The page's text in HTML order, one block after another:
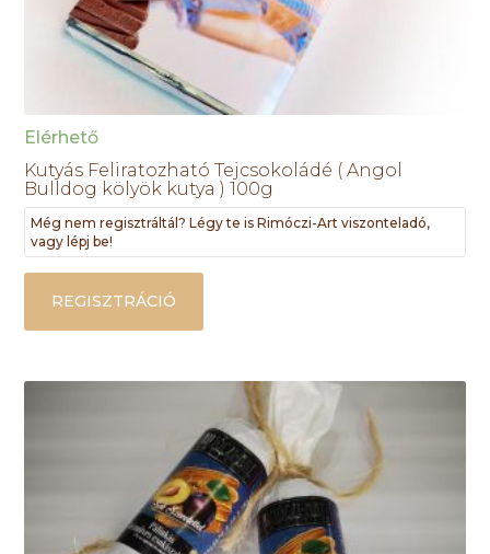
Elérhető
Kutyás Feliratozható Tejcsokoládé ( Angol
Bulldog kölyök kutya ) 100g
Még nem regisztráltál? Légy te is Rimóczi-Art viszonteladó,
vagy lépj be!
REGISZTRÁCIÓ